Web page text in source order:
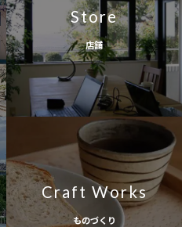
Store
店舗
Craft Works
ものづくり